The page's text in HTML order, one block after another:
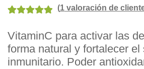
5.00de 5 en
base a
valoraciones
(1valoración de
VitaminC para activar las
forma natural y fortalecer el
inmunitario. Poder